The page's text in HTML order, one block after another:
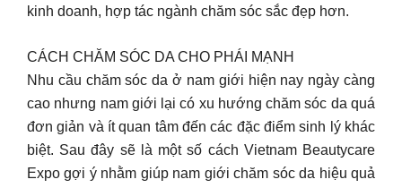
kinh doanh, hợp tác ngành chăm sóc sắc đẹp hơn.
CÁCH CHĂM SÓC DA CHO PHÁI MẠNH
Nhu cầu chăm sóc da ở nam giới hiện nay ngày càng
cao nhưng nam giới lại có xu hướng chăm sóc da quá
đơn giản và ít quan tâm đến các đặc điểm sinh lý khác
biệt. Sau đây sẽ là một số cách Vietnam Beautycare
Expo gợi ý nhằm giúp nam giới chăm sóc da hiệu quả